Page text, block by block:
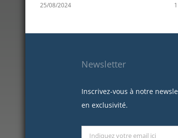
25/08/2024
Newsletter
Inscrivez-vous à notre
en exclusivité.